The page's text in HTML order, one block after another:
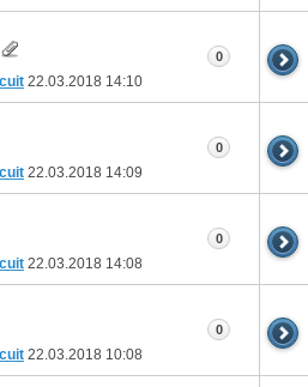
22.03.2018 14:10
0
22.03.2018 14:09
0
22.03.2018 14:08
0
22.03.2018 10:08
0